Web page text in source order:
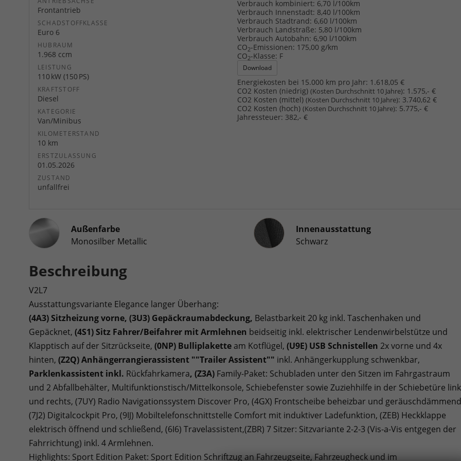
Frontantrieb
SCHADSTOFFKLASSE
Euro 6
HUBRAUM
1.968 ccm
LEISTUNG
110 kW (150 PS)
KRAFTSTOFF
Diesel
KATEGORIE
Van/Minibus
KILOMETERSTAND
10 km
ERSTZULASSUNG
01.05.2026
ZUSTAND
unfallfrei
Verbrauch kombiniert: 6,70 l/100km
Verbrauch Innenstadt: 8,40 l/100km
Verbrauch Stadtrand: 6,60 l/100km
Verbrauch Landstraße: 5,80 l/100km
Verbrauch Autobahn: 6,90 l/100km
CO2-Emissionen: 175,00 g/km
CO2-Klasse: F
Download
Energiekosten bei 15.000 km pro Jahr: 1.618,05 €
CO2 Kosten (niedrig) (Kosten Durchschnitt 10 Jahre): 1.575,- €
CO2 Kosten (mittel) (Kosten Durchschnitt 10 Jahre): 3.740,62 €
CO2 Kosten (hoch) (Kosten Durchschnitt 10 Jahre): 5.775,- €
Jahressteuer: 382,- €
Außenfarbe
Monosilber Metallic
InnenausstattungInnenausstattung
Schwarz
Beschreibung
V2L7
Ausstattungsvariante Elegance langer Überhang:
(4A3) Sitzheizung vorne, (3U3) Gepäckraumabdeckung, Belastbarkeit 20 kg inkl. Taschenhaken und
Gepäcknet, (4S1) Sitz Fahrer/Beifahrer mit Armlehnen beidseitig inkl. elektrischer Lendenwirbelstütze und
Klapptisch auf der Sitzrückseite, (0NP) Bulliplakette am Kotflügel, (U9E) USB Schnistellen 2x vorne und 4x
hinten, (Z2Q) Anhängerrangierassistent ""Trailer Assistent"" inkl. Anhängerkupplung schwenkbar,
Parklenkassistent inkl. Rückfahrkamera, (Z3A) Family-Paket: Schubladen unter den Sitzen im Fahrgastraum
und 2 Abfallbehälter, Multifunktionstisch/Mittelkonsole, Schiebefenster sowie Zuziehhilfe in der Schiebetüre
und rechts, (7UY) Radio Navigationssystem Discover Pro, (4GX) Frontscheibe beheizbar und
(7J2) Digitalcockpit Pro, (9IJ) Mobiltelefonschnittstelle Comfort mit induktiver Ladefunktion, (ZEB) Heckklappe
elektrisch öffnend und schließend, (6I6) Travelassistent,(ZBR) 7 Sitzer: Sitzvariante 2-2-3 (Vis-a-Vis entgegen der
Fahrrichtung) inkl. 4 Armlehnen.
Highlights: Sport Edition Paket: Sport Edition Schriftzug an Fahrzeugseite, Fahrzeugheck und im